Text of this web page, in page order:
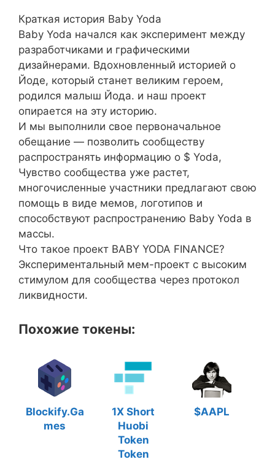
Краткая история Baby Yoda
Baby Yoda начался как эксперимент между
разработчиками и графическими
дизайнерами. Вдохновленный историей о
Йоде, который станет великим героем,
родился малыш Йода. и наш проект
опирается на эту историю.
И мы выполнили свое первоначальное
обещание — позволить сообществу
распространять информацию о $ Yoda,
Чувство сообщества уже растет,
многочисленные участники предлагают свою
помощь в виде мемов, логотипов и
способствуют распространению Baby Yoda в
массы.
Что такое проект BABY YODA FINANCE?
Экспериментальный мем-проект с высоким
стимулом для сообщества через протокол
ликвидности.
Похожие токены:
Blockify.Ga
mes
1X Short
Huobi
Token
Token
$AAPL